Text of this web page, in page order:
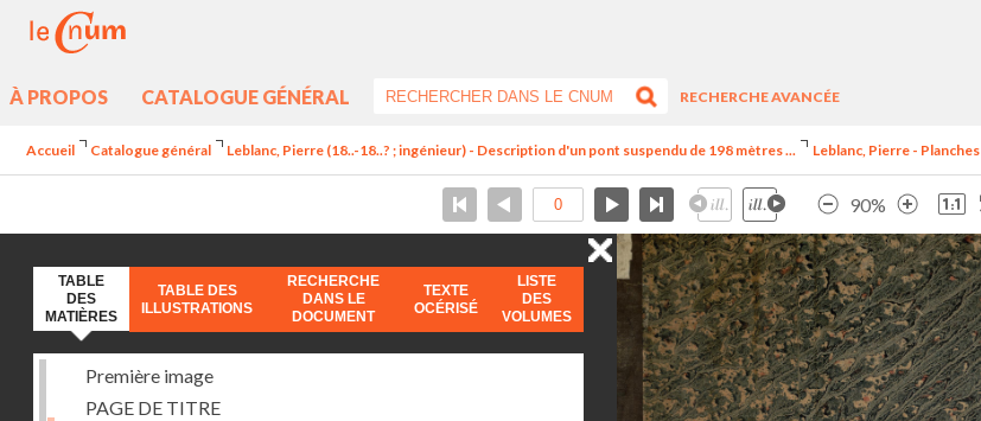
À PROPOS CATALOGUE GÉNÉRAL
RECHERCHE AVANCÉE
Accueil Catalogue général Leblanc, Pierre (18..-18..? ; ingénieur) - Description d'un pont suspendu de 198 mètres ... Leblanc, Pierre - Planches
90%
TABLE
DES
MATIÈRES
TABLE DES
ILLUSTRATIONS
RECHERCHE
DANS LE
DOCUMENT
TEXTE
OCÉRISÉ
LISTE
DES
VOLUMES
Première image
PAGE DE TITRE